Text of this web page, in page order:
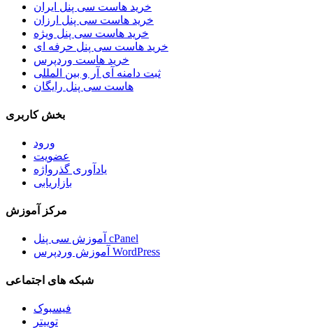
خرید هاست سی پنل ایران
خرید هاست سی پنل ارزان
خرید هاست سی پنل ویژه
خرید هاست سی پنل حرفه ای
خرید هاست وردپرس
ثبت دامنه آی آر و بین المللی
هاست سی پنل رایگان
بخش کاربری
ورود
عضویت
یادآوری گذرواژه
بازاریابی
مرکز آموزش
آموزش سی پنل cPanel
آموزش وردپرس WordPress
شبکه های اجتماعی
فیسبوک
توییتر